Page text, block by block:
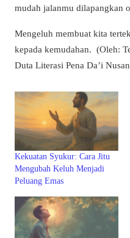
mudah jalanmu dilapangkan
Mengeluh membuat kita
kepada kemudahan. (Oleh:
Duta Literasi Pena Da’i
Kekuatan Syukur: Cara Jitu
Mengubah Keluh Menjadi
Peluang Emas